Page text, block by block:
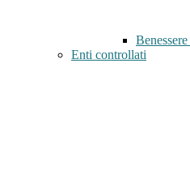
Enti controllati